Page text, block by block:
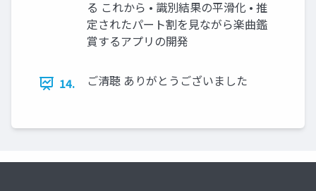
る これから • 識別結果の平滑化 • 推
定されたパート割を見ながら楽曲鑑
賞するアプリの開発
14. ご清聴 ありがとうございました